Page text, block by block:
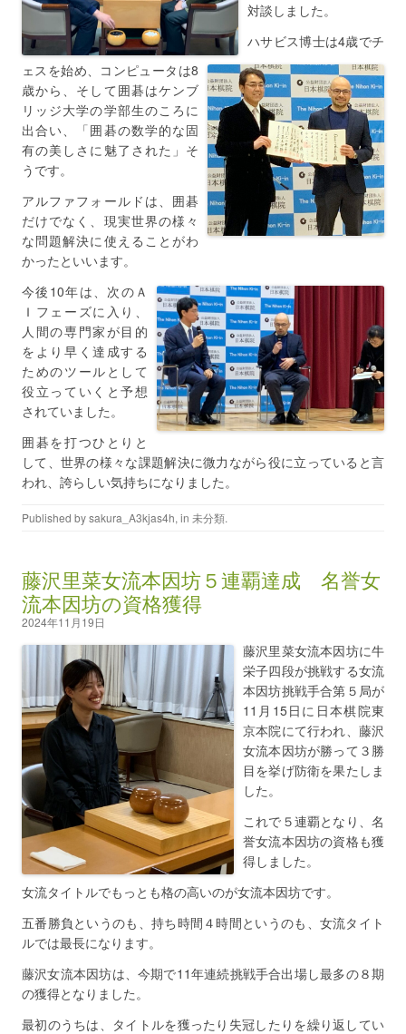
対談しました。
ハサビス博士は4歳でチ
ェスを始め、コンピュータは8
歳から、そして囲碁はケンブ
リッジ大学の学部生のころに
出合い、「囲碁の数学的な固
有の美しさに魅了された」そ
うです。
アルファフォールドは、囲碁
だけでなく、現実世界の様々
な問題解決に使えることがわ
かったといいます。
今後10年は、次のＡ
Ｉフェーズに入り、
人間の専門家が目的
をより早く達成する
ためのツールとして
役立っていくと予想
されていました。
囲碁を打つひとりと
して、世界の様々な課題解決に微力ながら役に立っていると言
われ、誇らしい気持ちになりました。
Published bysakura_A3kjas4h, in 未分類.
藤沢里菜女流本因坊５連覇達成 名誉女
流本因坊の資格獲得
2024年11月19日
藤沢里菜女流本因坊に牛
栄子四段が挑戦する女流
本因坊挑戦手合第５局が
11月15日に日本棋院東
京本院にて行われ、藤沢
女流本因坊が勝って３勝
目を挙げ防衛を果たしま
した。
これで５連覇となり、名
誉女流本因坊の資格も獲
得しました。
女流タイトルでもっとも格の高いのが女流本因坊です。
五番勝負というのも、持ち時間４時間というのも、女流タイト
ルでは最長になります。
藤沢女流本因坊は、今期で11年連続挑戦手合出場し最多の８期
の獲得となりました。
最初のうちは、タイトルを獲ったり失冠したりを繰り返してい